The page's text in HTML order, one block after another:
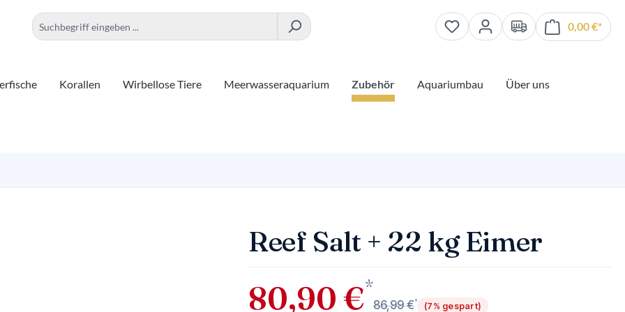
0,00 €*
Korallen Wirbellose Tiere Meerwasseraquarium Zubehör Aquariumbau
Über uns
Reef Salt + 22 kg Eimer
80,90 €*
86,99 €*
(7% gespart)